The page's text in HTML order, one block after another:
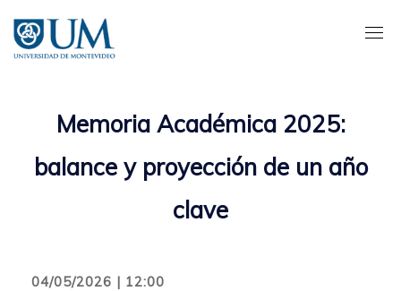
contenido
principal
Memoria Académica 2025:
balance y proyección de un año
clave
04/05/2026 | 12:00